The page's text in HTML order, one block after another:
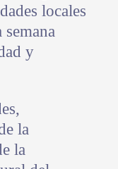
locales
y
la
la